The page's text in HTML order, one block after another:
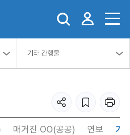
기타 간행물
매거진 OO(공공) 연보 기